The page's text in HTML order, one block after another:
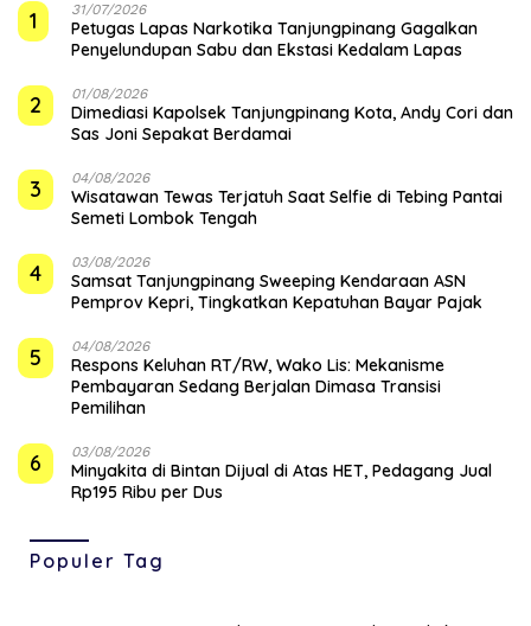
1 31/07/2026
Petugas Lapas Narkotika Tanjungpinang Gagalkan
Penyelundupan Sabu dan Ekstasi Kedalam Lapas
2 01/08/2026
Dimediasi Kapolsek Tanjungpinang Kota, Andy Cori dan
Sas Joni Sepakat Berdamai
3 04/08/2026
Wisatawan Tewas Terjatuh Saat Selfie di Tebing Pantai
Semeti Lombok Tengah
4 03/08/2026
Samsat Tanjungpinang Sweeping Kendaraan ASN
Pemprov Kepri, Tingkatkan Kepatuhan Bayar Pajak
5 04/08/2026
‎Respons Keluhan RT/RW, Wako Lis: Mekanisme
Pembayaran Sedang Berjalan Dimasa Transisi
Pemilihan
6 03/08/2026
Minyakita di Bintan Dijual di Atas HET, Pedagang Jual
Rp195 Ribu per Dus
Populer Tag